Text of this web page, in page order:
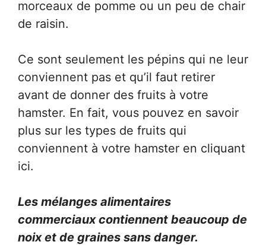
morceaux de pomme ou un peu de chair
de raisin.
Ce sont seulement les pépins qui ne leur
conviennent pas et qu’il faut retirer
avant de donner des fruits à votre
hamster. En fait, vous pouvez en savoir
plus sur les types de fruits qui
conviennent à votre hamster en cliquant
ici.
Les mélanges alimentaires
commerciaux contiennent beaucoup de
noix et de graines sans danger.